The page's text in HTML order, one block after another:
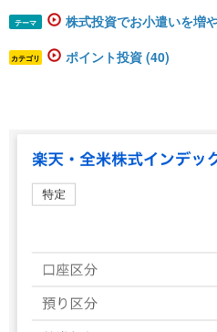
テーマ 株式投資でお小遣いを増
カテゴリ ポイント投資 (40)